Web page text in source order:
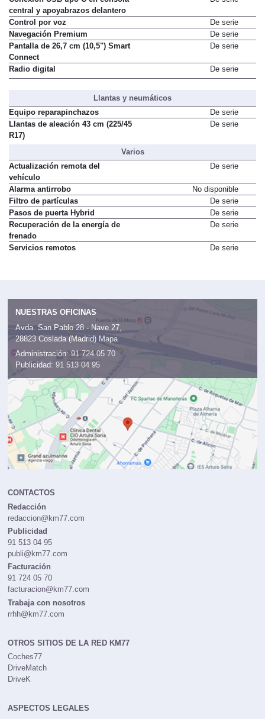
central y apoyabrazos delantero
Control por voz
De serie
Navegación Premium
De serie
Pantalla de 26,7 cm (10,5") Smart
Connect
De serie
Radio digital De serie
Llantas y neumáticos
Equipo reparapinchazos
De serie
Llantas de aleación 43 cm (225/45
R17)
De serie
Varios
Actualización remota del
vehículo
De serie
Alarma antirrobo
No disponible
Filtro de partículas
De serie
Pasos de puerta Hybrid
De serie
Recuperación de la energía de
frenado
De serie
Servicios remotos De serie
NUESTRAS OFICINAS
Avda. San Pablo 28 - Nave 27,
28823 Coslada (Madrid) Mapa
Administración: 91 724 05 70
Publicidad: 91 513 04 95
CONTACTOS
Redacción
redaccion@km77.com
Publicidad
91 513 04 95
publi@km77.com
Facturación
91 724 05 70
facturacion@km77.com
Trabaja con nosotros
rrhh@km77.com
OTROS SITIOS DE LA RED KM77
Coches77
DriveMatch
DriveK
ASPECTOS LEGALES